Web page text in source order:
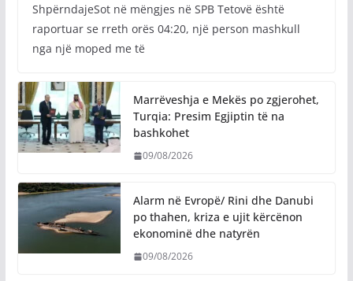
ShpërndajeSot në mëngjes në SPB Tetovë është
raportuar se rreth orës 04:20, një person mashkull
nga një moped me të
Marrëveshja e Mekës po zgjerohet,
Turqia: Presim Egjiptin të na
bashkohet
09/08/2026
Alarm në Evropë/ Rini dhe Danubi
po thahen, kriza e ujit kërcënon
ekonominë dhe natyrën
09/08/2026